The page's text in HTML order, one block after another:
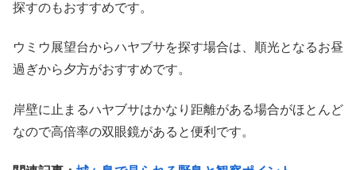
探すのもおすすめです。
ウミウ展望台からハヤブサを探す場合は、順光となるお昼
過ぎから夕方がおすすめです。
岸壁に止まるハヤブサはかなり距離がある場合がほとんど
なので高倍率の双眼鏡があると便利です。